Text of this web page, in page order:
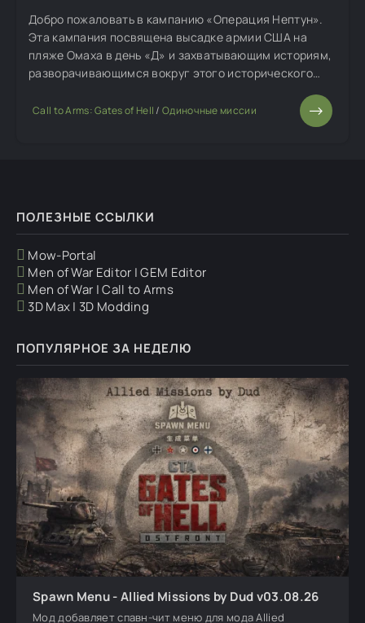
Добро пожаловать в кампанию «Операция Нептун».
Эта кампания посвящена высадке армии США на
пляже Омаха в день «Д» и захватывающим историям,
разворачивающимся вокруг этого исторического
атака на сектор Charlie и Dog White. Третья миссия
Call to Arms: Gates of Hell /Одиночные миссии
ПОЛЕЗНЫЕ ССЫЛКИ
Mow-Portal
Men of War Editor | GEM Editor
Men of War | Call to Arms
3D Max | 3D Modding
ПОПУЛЯРНОЕ ЗА НЕДЕЛЮ
Spawn Menu - Allied Missions by Dud v03.08.26
Мод добавляет спавн-чит меню для мода Allied